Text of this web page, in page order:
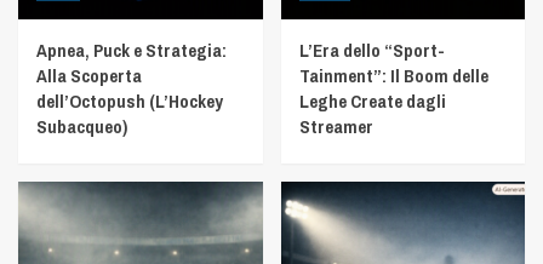
Apnea, Puck e Strategia:
Alla Scoperta
dell’Octopush (L’Hockey
Subacqueo)
L’Era dello “Sport-
Tainment”: Il Boom delle
Leghe Create dagli
Streamer